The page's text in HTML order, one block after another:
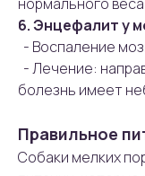
6. Энцефалит у
- Воспаление
- Лечение:
болезнь имеет
Правильное
Собаки мелких